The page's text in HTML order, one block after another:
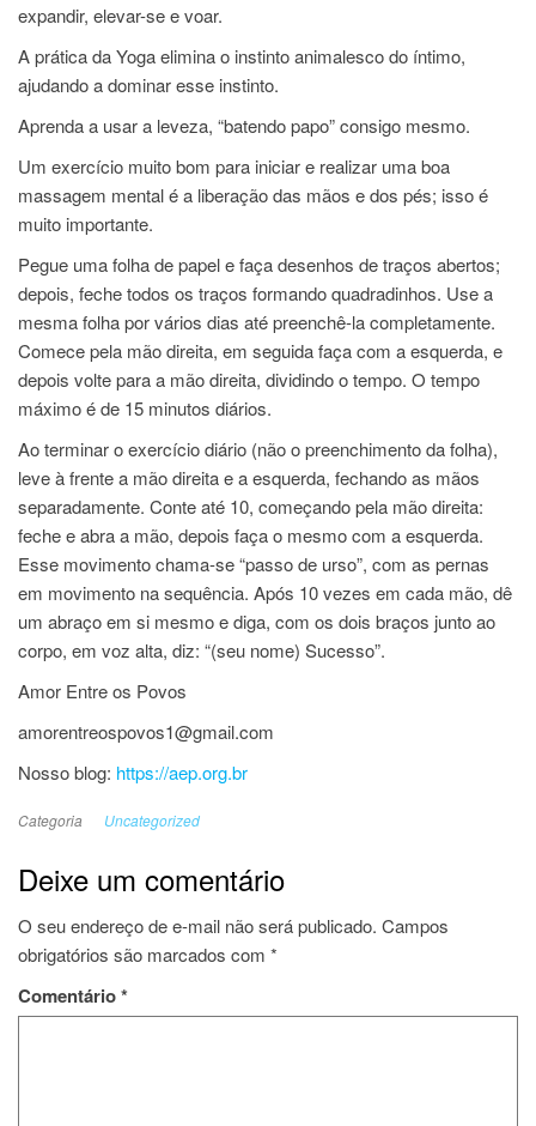
expandir, elevar-se e voar.
A prática da Yoga elimina o instinto animalesco do íntimo,
ajudando a dominar esse instinto.
Aprenda a usar a leveza, “batendo papo” consigo mesmo.
Um exercício muito bom para iniciar e realizar uma boa
massagem mental é a liberação das mãos e dos pés; isso é
muito importante.
Pegue uma folha de papel e faça desenhos de traços abertos;
depois, feche todos os traços formando quadradinhos. Use a
mesma folha por vários dias até preenchê-la completamente.
Comece pela mão direita, em seguida faça com a esquerda, e
depois volte para a mão direita, dividindo o tempo. O tempo
máximo é de 15 minutos diários.
Ao terminar o exercício diário (não o preenchimento da folha),
leve à frente a mão direita e a esquerda, fechando as mãos
separadamente. Conte até 10, começando pela mão direita:
feche e abra a mão, depois faça o mesmo com a esquerda.
Esse movimento chama-se “passo de urso”, com as pernas
em movimento na sequência. Após 10 vezes em cada mão, dê
um abraço em si mesmo e diga, com os dois braços junto ao
corpo, em voz alta, diz: “(seu nome) Sucesso”.
Amor Entre os Povos
amorentreospovos1@gmail.com
Nosso blog: https://aep.org.br
Categoria Uncategorized
Deixe um comentário
O seu endereço de e-mail não será publicado. Campos
obrigatórios são marcados com *
Comentário*